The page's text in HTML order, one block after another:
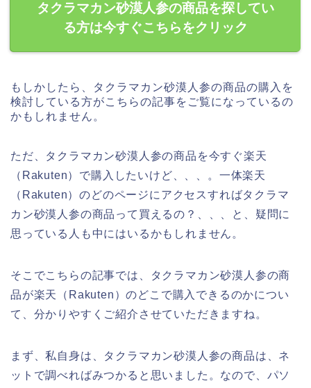
タクラマカン砂漠人参の商品を探してい
る方は今すぐこちらをクリック
もしかしたら、タクラマカン砂漠人参の商品の購入を
検討している方がこちらの記事をご覧になっているの
かもしれません。
ただ、タクラマカン砂漠人参の商品を今すぐ楽天
（Rakuten）で購入したいけど、、、。一体楽天
（Rakuten）のどのページにアクセスすればタクラマ
カン砂漠人参の商品って買えるの？、、、と、疑問に
思っている人も中にはいるかもしれません。
そこでこちらの記事では、タクラマカン砂漠人参の商
品が楽天（Rakuten）のどこで購入できるのかについ
て、分かりやすくご紹介させていただきますね。
まず、私自身は、タクラマカン砂漠人参の商品は、ネ
ットで調べればみつかると思いました。なので、パソ